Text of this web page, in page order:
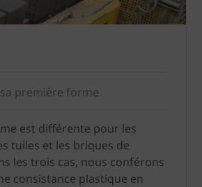
première forme
est différente pour les
tuiles et les briques de
les trois cas, nous conférons
consistance plastique en